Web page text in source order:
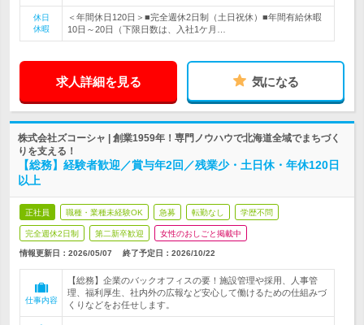
休日
休暇
＜年間休日120日＞■完全週休2日制（土日祝休）■年間有給休暇
10日～20日（下限日数は、入社1ケ月…
求人詳細を見る 気になる
株式会社ズコーシャ | 創業1959年！専門ノウハウで北海道全域でまちづく
りを支える！
【総務】経験者歓迎／賞与年2回／残業少・土日休・年休120日
以上
正社員 職種・業種未経験OK 急募 転勤なし 学歴不問
完全週休2日制 第二新卒歓迎 女性のおしごと掲載中
情報更新日：2026/05/07 終了予定日： 2026/10/22
仕事内容
【総務】企業のバックオフィスの要！施設管理や採用、人事管
理、福利厚生、社内外の広報など安心して働けるための仕組みづ
くりなどをお任せします。